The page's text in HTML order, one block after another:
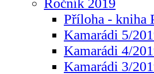
Ročník 2019
Příloha - kniha
Kamarádi 5/
Kamarádi 4/
Kamarádi 3/